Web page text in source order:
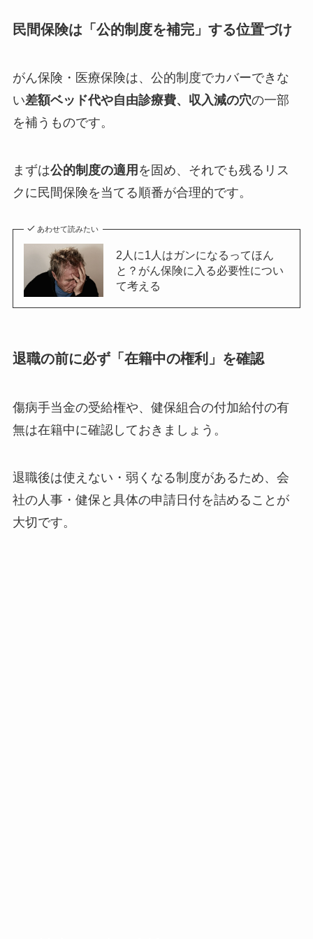
民間保険は「公的制度を補完」する位置づけ
がん保険・医療保険は、公的制度でカバーできな
い差額ベッド代や自由診療費、収入減の穴の一部
を補うものです。
まずは公的制度の適用 を固め、それでも残るリス
クに民間保険を当てる順番が合理的です。
あわせて読みたい
2人に1人はガンになるってほん
と？がん保険に入る必要性につい
て考える
退職の前に必ず「在籍中の権利」を確認
傷病手当金の受給権や、健保組合の付加給付の有
無は在籍中に確認しておきましょう。
退職後は使えない・弱くなる制度があるため、会
社の人事・健保と具体の申請日付を詰めることが
大切です。